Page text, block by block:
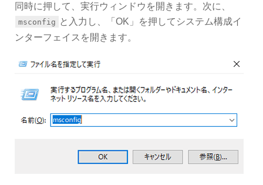
同時に押して、実行ウィンドウを開きます。次に、
msconfig
と入力し、「OK」を押してシステム構成イ
ンターフェイスを開きます。